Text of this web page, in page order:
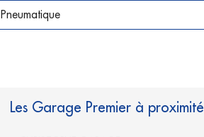
Pneumatique
Les Garage Premier à proximité